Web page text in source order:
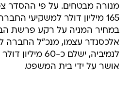
מנורה מבטחים. על פי ההסדר
165 מיליון דולר למשקיעי
במחיר המניה על רקע פרשת
אלכסנדר עצמו, מנכ"ל החברה
לנמיביה, ישלם כ-
אושר על ידי בית המשפט.